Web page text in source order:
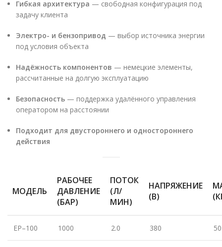
Гибкая архитектура — свободная конфигурация под
задачу клиента
Электро- и бензопривод — выбор источника энергии
под условия объекта
Надёжность компонентов — немецкие элементы,
рассчитанные на долгую эксплуатацию
Безопасность — поддержка удалённого управления
оператором на расстоянии
Подходит для двустороннего и одностороннего
действия
МОДЕЛЬ
РАБОЧЕЕ
ДАВЛЕНИЕ
(БАР)
ПОТОК
(Л/
МИН)
НАПРЯЖЕНИЕ
(В)
EP–100 1000 2.0 380 50